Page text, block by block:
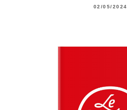
02/05/2024